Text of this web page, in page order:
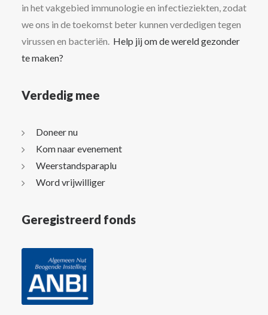
in het vakgebied immunologie en infectieziekten, zodat
we ons in de toekomst beter kunnen verdedigen tegen
virussen en bacteriën. Help jij om de wereld gezonder
te maken?
Verdedig mee
Doneer nu
Kom naar evenement
Weerstandsparaplu
Word vrijwilliger
Geregistreerd fonds